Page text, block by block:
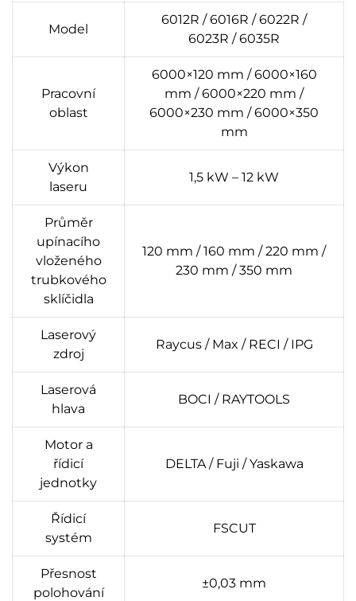
Model
6012R / 6016R / 6022R /
6023R / 6035R
Pracovní
oblast
6000×120 mm / 6000×160
mm / 6000×220 mm /
6000×230 mm / 6000×350
mm
Výkon
laseru
1,5 kW – 12 kW
Průměr
upínacího
vloženého
trubkového
sklíčidla
120 mm / 160 mm / 220 mm /
230 mm / 350 mm
Laserový
zdroj
Raycus / Max / RECI / IPG
Laserová
hlava
BOCI / RAYTOOLS
Motor a
řídicí
jednotky
DELTA / Fuji / Yaskawa
Řídicí
systém
FSCUT
Přesnost
polohování
±0,03 mm